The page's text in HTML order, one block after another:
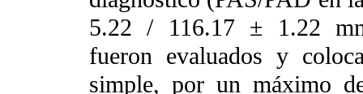
5.22 / 116.17 ± 1.22
fueron evaluados y
simple, por un máximo